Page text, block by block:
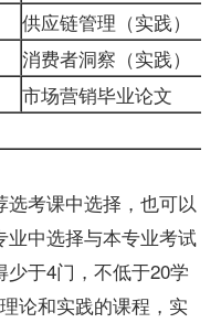
供应链管理（实践）
消费者洞察（实践）
市场营销毕业论文
考课中选择，也可以
中选择与本专业考试
于4门，不低于20学
论和实践的课程，实